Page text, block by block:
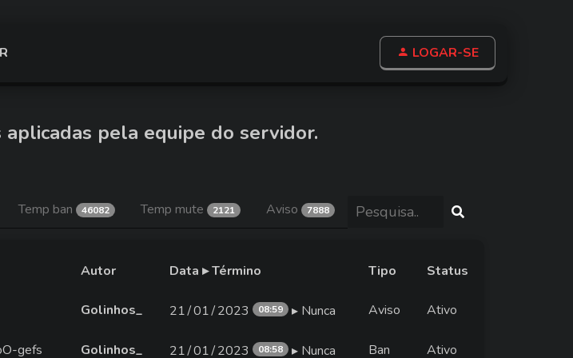
LOGAR-SE
pela equipe do servidor.
Temp ban 46082 Temp mute 2121 Aviso 7888
Autor Data ▸ Término Tipo Status
Golinhos_ 21∕01∕2023 08:59 ▸ Nunca Aviso Ativo
gefs Golinhos_ 21∕01∕2023 08:58 ▸ Nunca Ban Ativo